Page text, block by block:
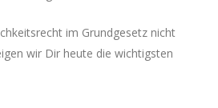
im Grundgesetz nicht
wir Dir heute die wichtigsten